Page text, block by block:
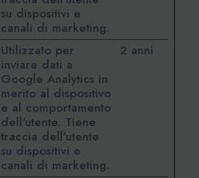
su dispositivi e
canali di marketing.
Utilizzato per
inviare dati a
Google Analytics in
merito al dispositivo
e al comportamento
dell'utente. Tiene
traccia dell'utente
su dispositivi e
canali di marketing.
2 anni